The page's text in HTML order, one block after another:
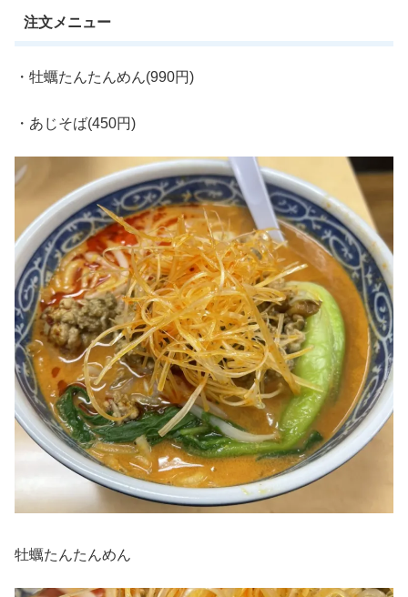
注文メニュー
・牡蠣たんたんめん(990円)
・あじそば(450円)
牡蠣たんたんめん